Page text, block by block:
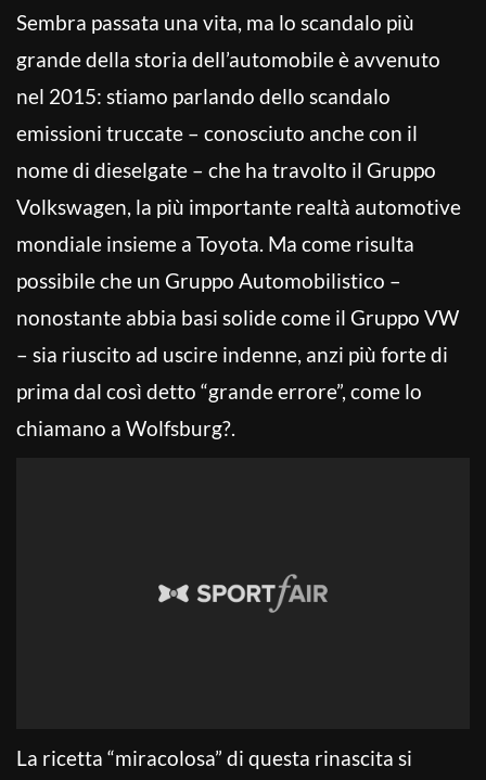
Sembra passata una vita, ma lo scandalo più
grande della storia dell’automobile è avvenuto
nel 2015: stiamo parlando dello scandalo
emissioni truccate – conosciuto anche con il
nome di dieselgate – che ha travolto il Gruppo
Volkswagen, la più importante realtà automotive
mondiale insieme a Toyota. Ma come risulta
possibile che un Gruppo Automobilistico –
nonostante abbia basi solide come il Gruppo VW
– sia riuscito ad uscire indenne, anzi più forte di
prima dal così detto “grande errore”, come lo
chiamano a Wolfsburg?.
La ricetta “miracolosa” di questa rinascita si